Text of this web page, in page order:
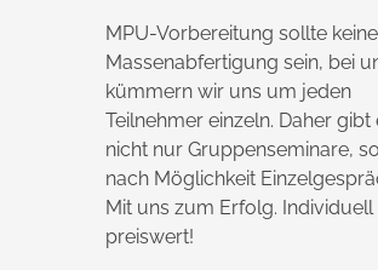
MPU-Vorbereitung sollte keine
Massenabfertigung sein, bei
kümmern wir uns um jeden
Teilnehmer einzeln. Daher gibt
nicht nur Gruppenseminare,
nach Möglichkeit
Mit uns zum Erfolg. Individuell
preiswert!